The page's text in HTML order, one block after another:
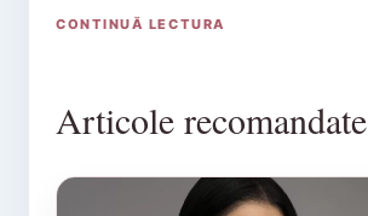
CONTINUĂ LECTURA
Articole recomandate